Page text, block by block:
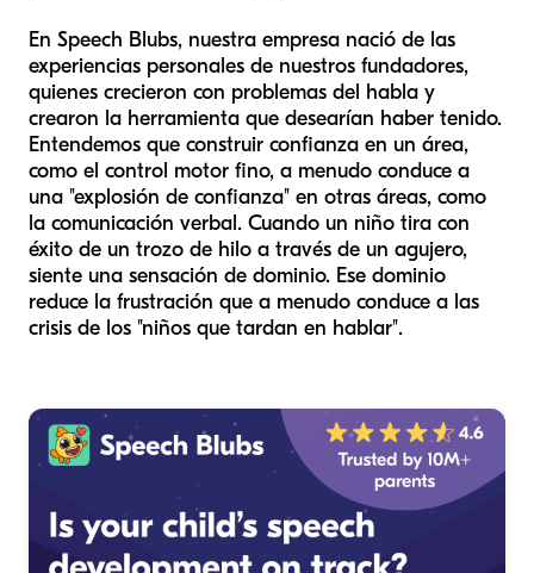
En Speech Blubs, nuestra empresa nació de las
experiencias personales de nuestros fundadores,
quienes crecieron con problemas del habla y
crearon la herramienta que desearían haber tenido.
Entendemos que construir confianza en un área,
como el control motor fino, a menudo conduce a
una "explosión de confianza" en otras áreas, como
la comunicación verbal. Cuando un niño tira con
éxito de un trozo de hilo a través de un agujero,
siente una sensación de dominio. Ese dominio
reduce la frustración que a menudo conduce a las
crisis de los "niños que tardan en hablar".